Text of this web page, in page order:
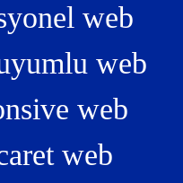
web
web
web
web